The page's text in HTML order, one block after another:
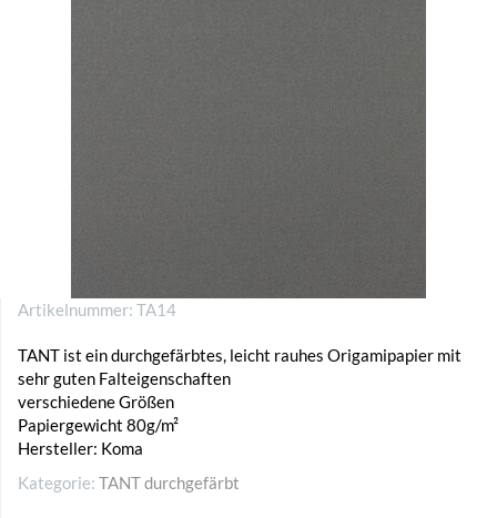
Artikelnummer: TA14
TANT ist ein durchgefärbtes, leicht rauhes Origamipapier mit
sehr guten Falteigenschaften
verschiedene Größen
Papiergewicht 80g/m²
Hersteller: Koma
Kategorie: TANT durchgefärbt